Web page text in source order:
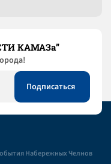
КАМАЗа”
Набережных Челнов